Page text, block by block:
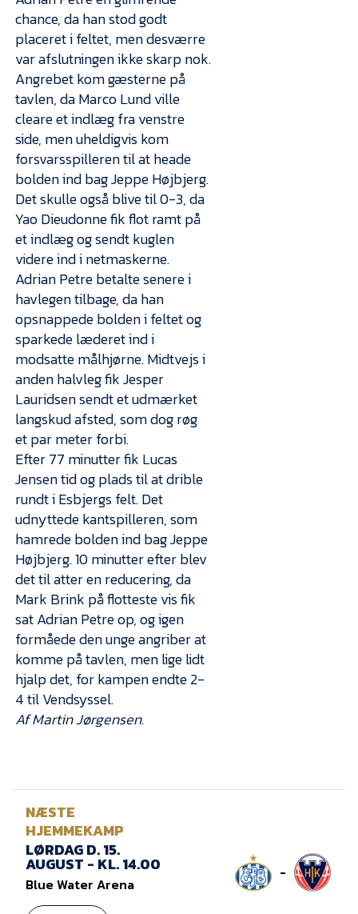
chance, da han stod godt
placeret i feltet, men desværre
var afslutningen ikke skarp nok.
Angrebet kom gæsterne på
tavlen, da Marco Lund ville
cleare et indlæg fra venstre
side, men uheldigvis kom
forsvarsspilleren til at heade
bolden ind bag Jeppe Højbjerg.
Det skulle også blive til 0-3, da
Yao Dieudonne fik flot ramt på
et indlæg og sendt kuglen
videre ind i netmaskerne.
Adrian Petre betalte senere i
havlegen tilbage, da han
opsnappede bolden i feltet og
sparkede læderet ind i
modsatte målhjørne. Midtvejs i
anden halvleg fik Jesper
Lauridsen sendt et udmærket
langskud afsted, som dog røg
et par meter forbi.
Efter 77 minutter fik Lucas
Jensen tid og plads til at drible
rundt i Esbjergs felt. Det
udnyttede kantspilleren, som
hamrede bolden ind bag Jeppe
Højbjerg. 10 minutter efter blev
det til atter en reducering, da
Mark Brink på flotteste vis fik
sat Adrian Petre op, og igen
formåede den unge angriber at
komme på tavlen, men lige lidt
hjalp det, for kampen endte 2-
4 til Vendsyssel.
Af Martin Jørgensen.
NÆSTE
HJEMMEKAMP
LØRDAG D. 15.
AUGUST - KL. 14.00
Blue Water Arena
-